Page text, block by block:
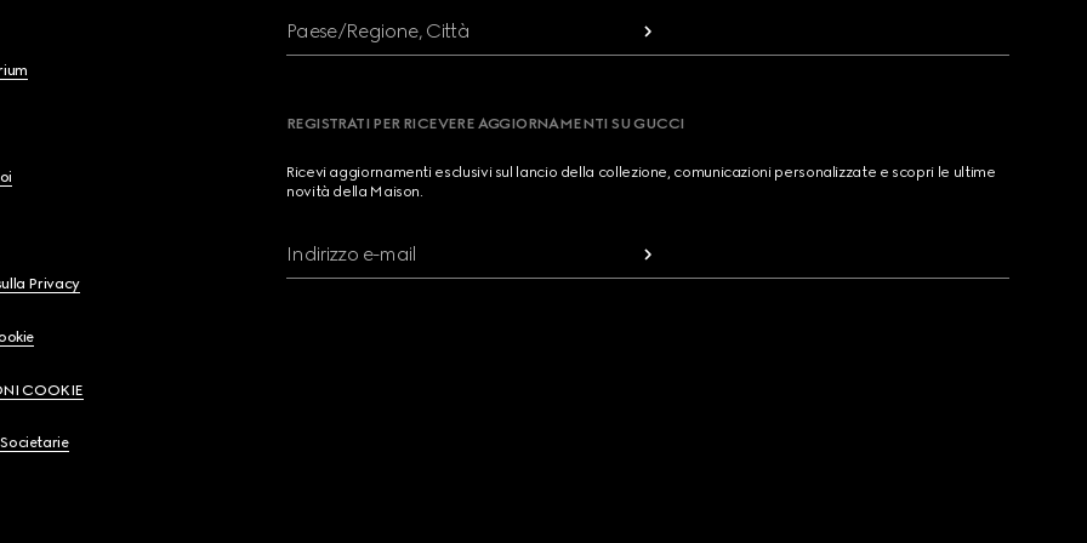
Privacy
COOKIE
Paese/Regione, Città
REGISTRATI PER RICEVERE AGGIORNAMENTI SU GUCCI
Ricevi aggiornamenti esclusivi sul lancio della collezione, comunicazioni personalizzate e scopri le ultime
novità della Maison.
Indirizzo e-mail